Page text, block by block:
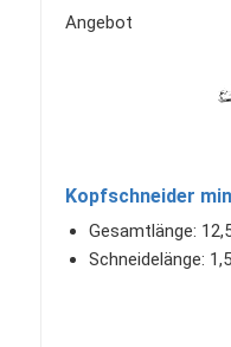
Angebot
Kopfschneider
Gesamtlänge:
Schneidelänge: